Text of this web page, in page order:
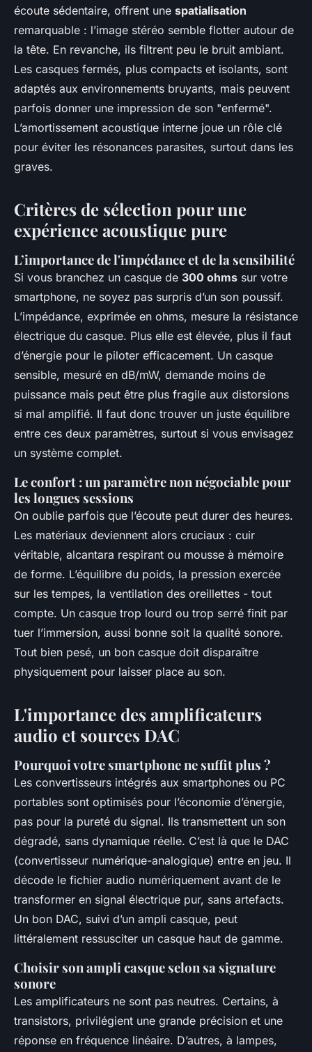
écoute sédentaire, offrent une spatialisation
remarquable : l’image stéréo semble flotter autour de
la tête. En revanche, ils filtrent peu le bruit ambiant.
Les casques fermés, plus compacts et isolants, sont
adaptés aux environnements bruyants, mais peuvent
parfois donner une impression de son "enfermé".
L’amortissement acoustique interne joue un rôle clé
pour éviter les résonances parasites, surtout dans les
graves.
Critères de sélection pour une
expérience acoustique pure
L’importance de l'impédance et de la sensibilité
Si vous branchez un casque de 300 ohms sur votre
smartphone, ne soyez pas surpris d’un son poussif.
L’impédance, exprimée en ohms, mesure la résistance
électrique du casque. Plus elle est élevée, plus il faut
d’énergie pour le piloter efficacement. Un casque
sensible, mesuré en dB/mW, demande moins de
puissance mais peut être plus fragile aux distorsions
si mal amplifié. Il faut donc trouver un juste équilibre
entre ces deux paramètres, surtout si vous envisagez
un système complet.
Le confort : un paramètre non négociable pour
les longues sessions
On oublie parfois que l’écoute peut durer des heures.
Les matériaux deviennent alors cruciaux : cuir
véritable, alcantara respirant ou mousse à mémoire
de forme. L’équilibre du poids, la pression exercée
sur les tempes, la ventilation des oreillettes - tout
compte. Un casque trop lourd ou trop serré finit par
tuer l’immersion, aussi bonne soit la qualité sonore.
Tout bien pesé, un bon casque doit disparaître
physiquement pour laisser place au son.
L'importance des amplificateurs
audio et sources DAC
Pourquoi votre smartphone ne suffit plus ?
Les convertisseurs intégrés aux smartphones ou PC
portables sont optimisés pour l’économie d’énergie,
pas pour la pureté du signal. Ils transmettent un son
dégradé, sans dynamique réelle. C’est là que le DAC
(convertisseur numérique-analogique) entre en jeu. Il
décode le fichier audio numériquement avant de le
transformer en signal électrique pur, sans artefacts.
Un bon DAC, suivi d’un ampli casque, peut
littéralement ressusciter un casque haut de gamme.
Choisir son ampli casque selon sa signature
sonore
Les amplificateurs ne sont pas neutres. Certains, à
transistors, privilégient une grande précision et une
réponse en fréquence linéaire. D’autres, à lampes,